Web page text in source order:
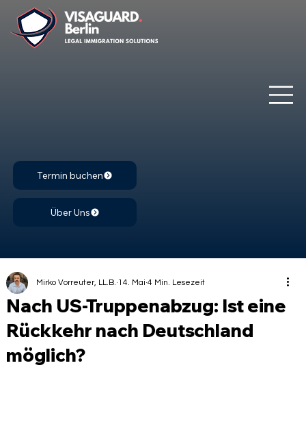
Termin buchen
Über Uns
Nach US-Truppenabzug: Ist eine
Rückkehr nach Deutschland
möglich?
Mirko Vorreuter, LL.B. 14. Mai 4 Min. Lesezeit